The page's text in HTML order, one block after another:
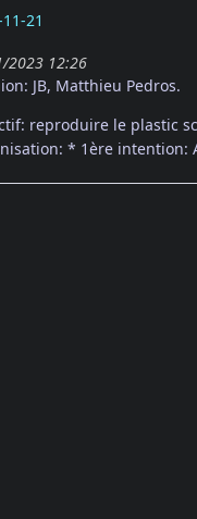
21
2023 12:26
JB, Matthieu Pedros.
reproduire le plastic
* 1ère intention: